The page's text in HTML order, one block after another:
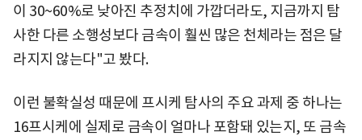
이 30~60%로 낮아진 추정치에 가깝더라도, 지금까지 탐
사한 다른 소행성보다 금속이 훨씬 많은 천체라는 점은 달
라지지 않는다"고 봤다.
이런 불확실성 때문에 프시케 탐사의 주요 과제 중 하나는
16프시케에 실제로 금속이 얼마나 포함돼 있는지, 또 금속